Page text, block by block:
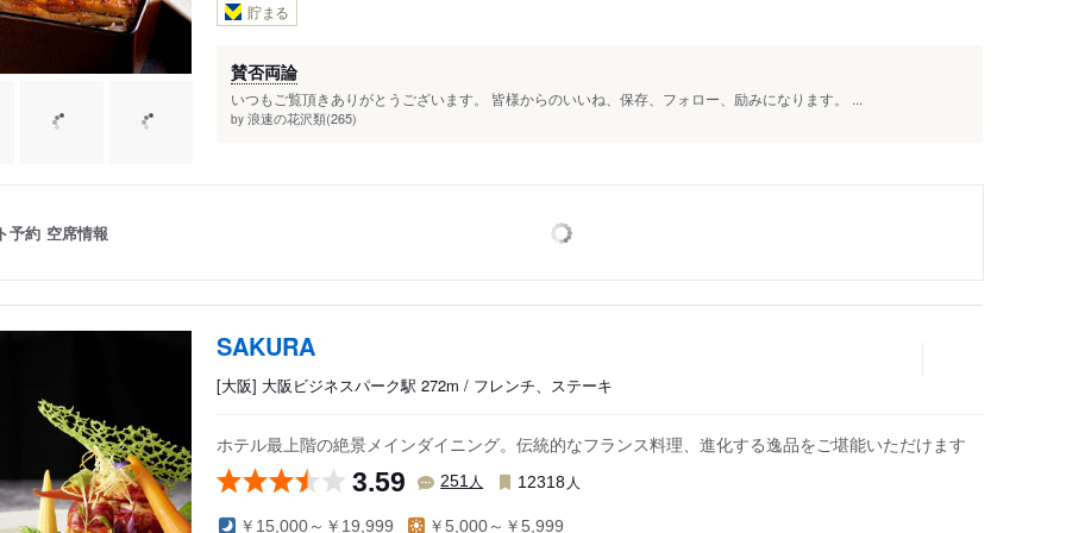
貯まる
賛否両論
いつもご覧頂きありがとうございます。 皆様からのいいね、保存、フォロー、励みになります。 ...
by 浪速の花沢類(265)
予約 空席情報
SAKURA
[大阪] 大阪ビジネスパーク駅 272m / フレンチ、ステーキ
ホテル最上階の絶景メインダイニング。伝統的なフランス料理、進化する逸品をご堪能いただけます
3.59 251人 12318 人
￥15,000～￥19,999 ￥5,000～￥5,999